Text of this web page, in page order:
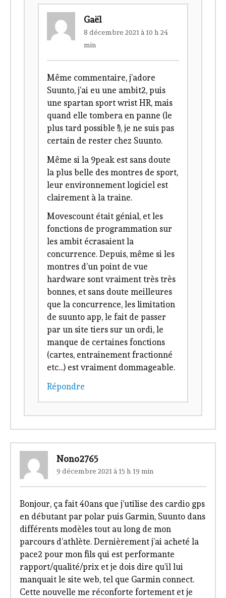
Gaël
8 décembre 2021 à 10 h 24
min
Même commentaire, j’adore
Suunto, j’ai eu une ambit2, puis
une spartan sport wrist HR, mais
quand elle tombera en panne (le
plus tard possible !), je ne suis pas
certain de rester chez Suunto.
Même si la 9peak est sans doute
la plus belle des montres de sport,
leur environnement logiciel est
clairement à la traine.
Movescount était génial, et les
fonctions de programmation sur
les ambit écrasaient la
concurrence. Depuis, même si les
montres d’un point de vue
hardware sont vraiment très très
bonnes, et sans doute meilleures
que la concurrence, les limitation
de suunto app, le fait de passer
par un site tiers sur un ordi, le
manque de certaines fonctions
(cartes, entrainement fractionné
etc…) est vraiment dommageable.
Répondre
Nono2765
9 décembre 2021 à 15 h 19 min
Bonjour, ça fait 40ans que j’utilise des cardio gps
en débutant par polar puis Garmin, Suunto dans
différents modèles tout au long de mon
parcours d’athlète. Dernièrement j’ai acheté la
pace2 pour mon fils qui est performante
rapport/qualité/prix et je dois dire qu’il lui
manquait le site web, tel que Garmin connect.
Cette nouvelle me réconforte fortement et je